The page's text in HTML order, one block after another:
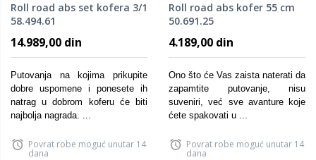
Roll road abs set kofera 3/1
58.494.61
14.989,00 din
Putovanja na kojima prikupite
dobre uspomene i ponesete ih
natrag u dobrom koferu će biti
najbolja nagrada. ...
Povrat robe moguć unutar 14
dana
Roll road abs kofer 55 cm
50.691.25
4.189,00 din
Ono što će Vas zaista naterati da
zapamtite putovanje, nisu
suveniri, već sve avanture koje
ćete spakovati u ...
Povrat robe moguć unutar 14
dana